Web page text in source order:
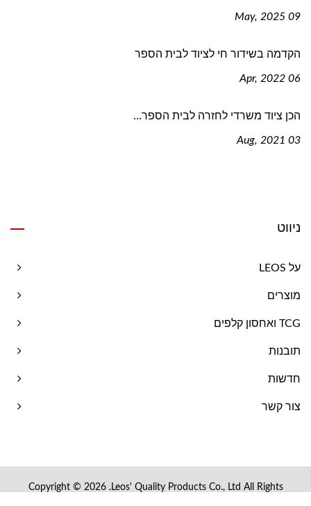
09 May, 2025
הקדמה בשידור חי לציוד לבית הספר
06 Apr, 2022
הכן ציוד משרדי לחזרה לבית הספר...
03 Aug, 2021
ניווט
על LEOS
מוצרים
TCG ואחסון קלפים
תובנות
חדשות
צור קשר
Copyright © 2026 Leos' Quality Products Co., Ltd. All Rights